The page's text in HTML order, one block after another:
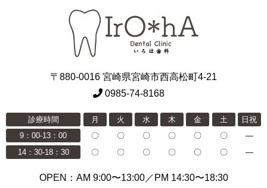
〒880-0016 宮崎県宮崎市西高松町4-21
0985-74-8168
診療時間 月 火 水 木 金 土
日祝
9：00-13：00
〇 〇 〇 〇 〇 〇
―
14：30-18：30
〇 〇 〇 〇 〇 〇 ―
OPEN：AM 9:00〜13:00／PM 14:30〜18:30